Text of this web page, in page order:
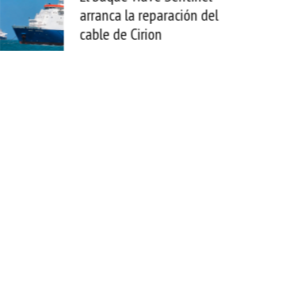
arranca la reparación del
cable de Cirion
sabemos todo